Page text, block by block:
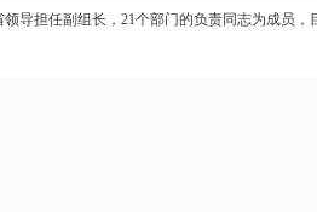
担任副组长，21个部门的负责同志为成员，